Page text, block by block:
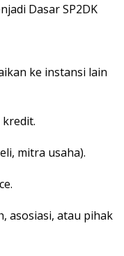
Dasar SP2DK
ke instansi lain
mitra usaha).
asosiasi, atau pihak